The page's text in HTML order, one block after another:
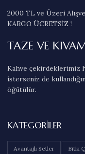
2000 TL ve Üzeri
KARGO ÜCRETSİZ !
TAZE VE
Kahve çekirdeklerimiz
isterseniz de
öğütülür.
KATEGORILER
Avantajlı Setler Bitki